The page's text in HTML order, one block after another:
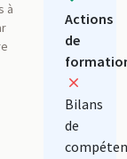
à
Actions
de
Bilans
de